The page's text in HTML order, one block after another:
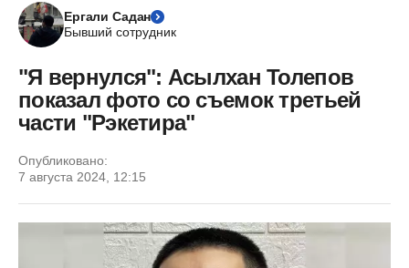
Ергали Садан
Бывший сотрудник
"Я вернулся": Асылхан Толепов
показал фото со съемок третьей
части "Рэкетира"
Опубликовано:
7 августа 2024, 12:15